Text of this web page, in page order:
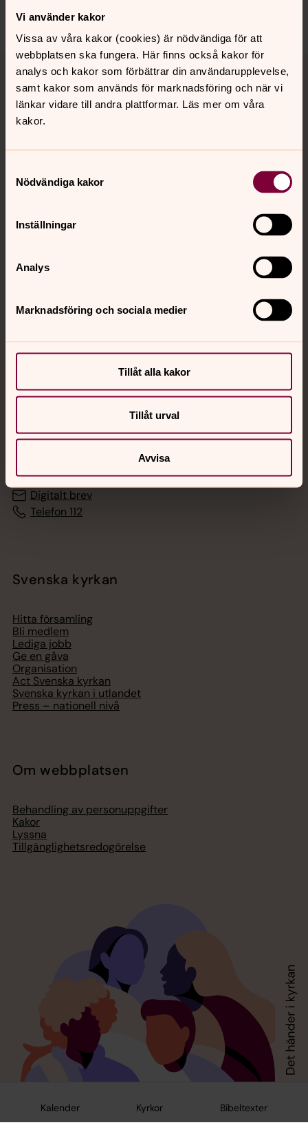
Vi använder kakor
Vissa av våra kakor (cookies) är nödvändiga för att
webbplatsen ska fungera. Här finns också kakor för
analys och kakor som förbättrar din användarupplevelse,
samt kakor som används för marknadsföring och när vi
länkar vidare till andra plattformar. Läs mer om våra
kakor.
Nödvändiga kakor
Inställningar
Analys
Marknadsföring och sociala medier
Tillåt alla kakor
Tillåt urval
Avvisa
Kalender Kyrkor Bibeltexter
Tillbaka till toppen
Tillbaka till innehållet
Kontakt
Kalender
Hitta snabbt
Jourhavande präst
Akut samtals- och krisstöd. Prata eller chatta anonymt
med en präst på kvällar och nätter.
Chatt
Digitalt brev
Telefon 112
Svenska kyrkan
Hitta församling
Bli medlem
Lediga jobb
Ge en gåva
Organisation
Act Svenska kyrkan
Svenska kyrkan i utlandet
Press – nationell nivå
Om webbplatsen
Behandling av personuppgifter
Kakor
Lyssna
Tillgänglighetsredogörelse